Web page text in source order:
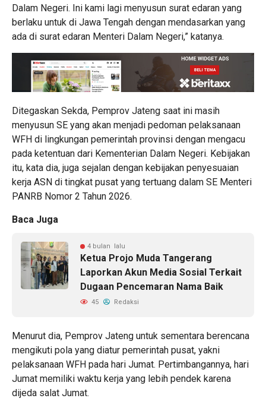
Dalam Negeri. Ini kami lagi menyusun surat edaran yang
berlaku untuk di Jawa Tengah dengan mendasarkan yang
ada di surat edaran Menteri Dalam Negeri,” katanya.
Ditegaskan Sekda, Pemprov Jateng saat ini masih
menyusun SE yang akan menjadi pedoman pelaksanaan
WFH di lingkungan pemerintah provinsi dengan mengacu
pada ketentuan dari Kementerian Dalam Negeri. Kebijakan
itu, kata dia, juga sejalan dengan kebijakan penyesuaian
kerja ASN di tingkat pusat yang tertuang dalam SE Menteri
PANRB Nomor 2 Tahun 2026.
Baca Juga
4 bulan lalu
Ketua Projo Muda Tangerang
Laporkan Akun Media Sosial Terkait
Dugaan Pencemaran Nama Baik
45 Redaksi
Menurut dia, Pemprov Jateng untuk sementara berencana
mengikuti pola yang diatur pemerintah pusat, yakni
pelaksanaan WFH pada hari Jumat. Pertimbangannya, hari
Jumat memiliki waktu kerja yang lebih pendek karena
dijeda salat Jumat.